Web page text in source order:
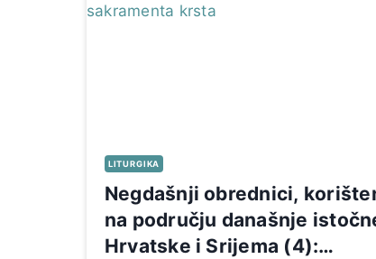
LITURGIKA
Negdašnji obrednici,
na području današnje
Hrvatske i Srijema (4):